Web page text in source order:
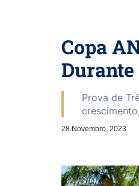
Copa
Prova de
28 Novembro, 2023